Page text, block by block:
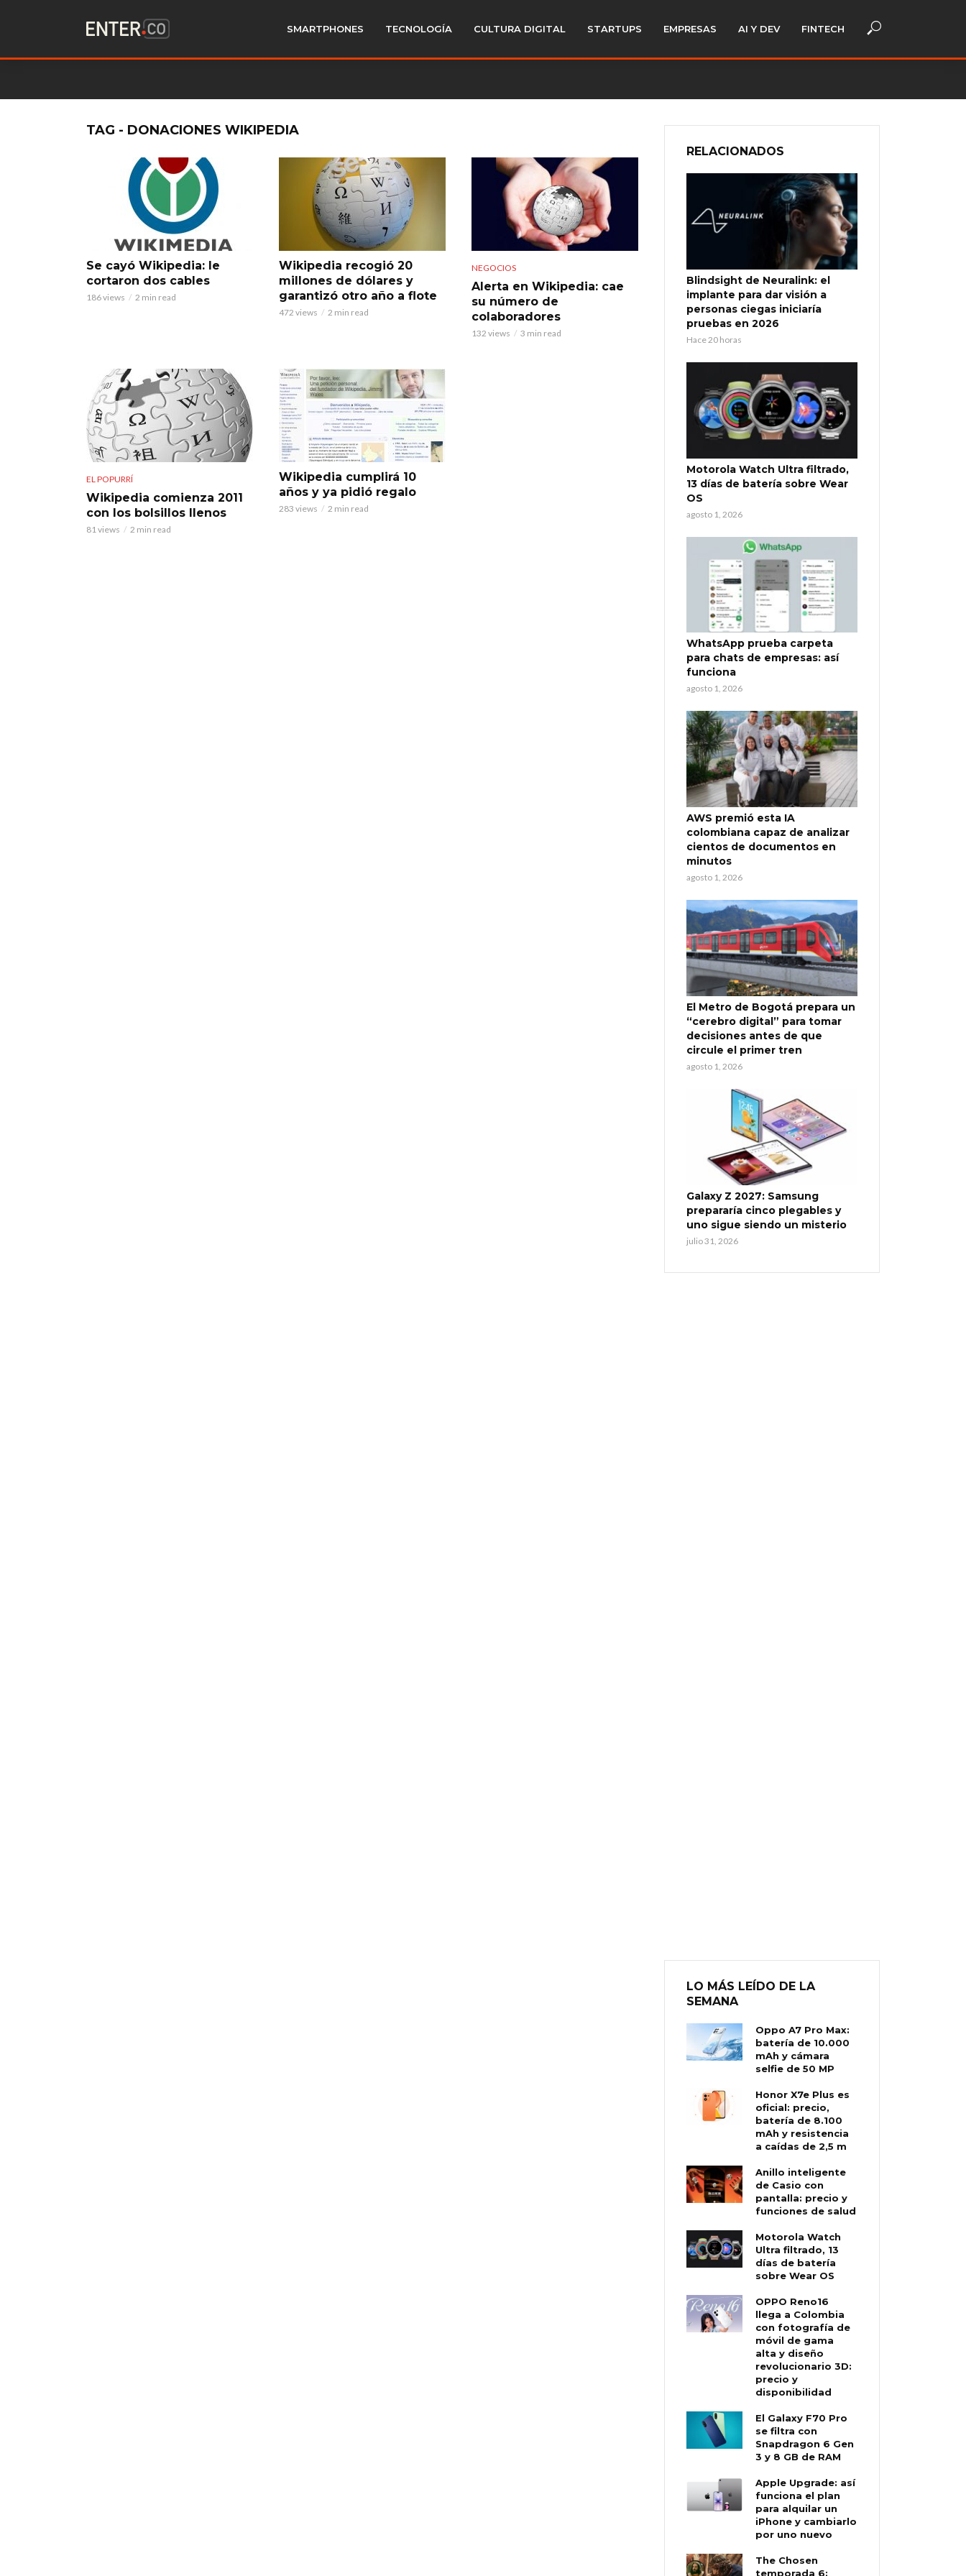
SMARTPHONES TECNOLOGÍA CULTURA DIGITAL STARTUPS EMPRESAS AI Y DEV FINTECH
TAG - DONACIONES WIKIPEDIA
Se cayó Wikipedia: le
cortaron dos cables
186 views 2 min read
Wikipedia recogió 20
millones de dólares y
garantizó otro año a flote
472 views 2 min read
NEGOCIOS
Alerta en Wikipedia: cae
su número de
colaboradores
132 views 3 min read
EL POPURRÍ
Wikipedia comienza 2011
con los bolsillos llenos
81 views 2 min read
Wikipedia cumplirá 10
años y ya pidió regalo
283 views 2 min read
RELACIONADOS
Blindsight de Neuralink: el
implante para dar visión a
personas ciegas iniciaría
pruebas en 2026
Hace 20 horas
Motorola Watch Ultra filtrado,
13 días de batería sobre Wear
OS
agosto 1, 2026
WhatsApp prueba carpeta
para chats de empresas: así
funciona
agosto 1, 2026
AWS premió esta IA
colombiana capaz de analizar
cientos de documentos en
minutos
agosto 1, 2026
El Metro de Bogotá prepara un
“cerebro digital” para tomar
decisiones antes de que
circule el primer tren
agosto 1, 2026
Galaxy Z 2027: Samsung
prepararía cinco plegables y
uno sigue siendo un misterio
julio 31, 2026
LO MÁS LEÍDO DE LA
SEMANA
Oppo A7 Pro Max:
batería de 10.000
mAh y cámara
selfie de 50 MP
Honor X7e Plus es
oficial: precio,
batería de 8.100
mAh y resistencia
a caídas de 2,5 m
Anillo inteligente
de Casio con
pantalla: precio y
funciones de salud
Motorola Watch
Ultra filtrado, 13
días de batería
sobre Wear OS
OPPO Reno16
llega a Colombia
con fotografía de
móvil de gama
alta y diseño
revolucionario 3D:
precio y
disponibilidad
El Galaxy F70 Pro
se filtra con
Snapdragon 6 Gen
3 y 8 GB de RAM
Apple Upgrade: así
funciona el plan
para alquilar un
iPhone y cambiarlo
por uno nuevo
The Chosen
temporada 6: